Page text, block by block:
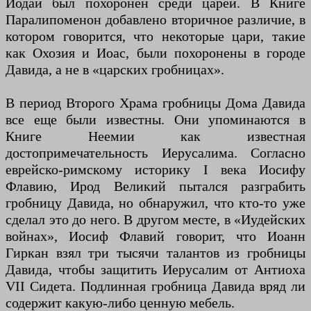
Паралипоменон добавлено вторичное различие, в
котором говорится, что некоторые цари, такие
как Охозия и Иоас, были похоронены в городе
Давида, а не в «царских гробницах».
В период Второго Храма гробницы Дома Давида
все еще были известны. Они упоминаются в
Книге Неемии как известная
достопримечательность Иерусалима. Согласно
еврейско-римскому историку I века Иосифу
Флавию, Ирод Великий пытался разграбить
гробницу Давида, но обнаружил, что кто-то уже
сделал это до него. В другом месте, в «Иудейских
войнах», Иосиф Флавий говорит, что Иоанн
Гиркан взял три тысячи талантов из гробницы
Давида, чтобы защитить Иерусалим от Антиоха
VII Сидета. Подлинная гробница Давида вряд ли
содержит какую-либо ценную мебель.